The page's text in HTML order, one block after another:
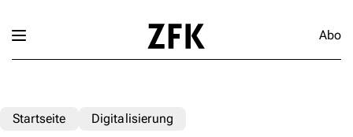
Abo
Startseite Digitalisierung